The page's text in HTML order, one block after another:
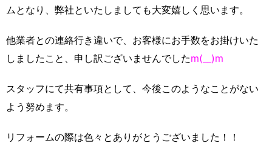
ムとなり、弊社といたしましても大変嬉しく思います。
他業者との連絡行き違いで、お客様にお手数をお掛けいた
しましたこと、申し訳ございませんでしたm(__)m
スタッフにて共有事項として、今後このようなことがない
よう努めます。
リフォームの際は色々とありがとうございました！！